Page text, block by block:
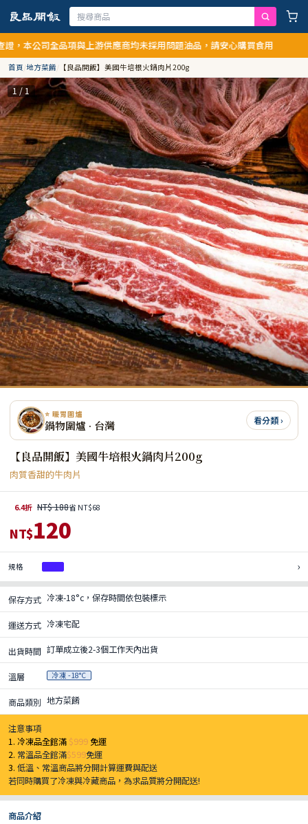
本公司全品項與上游供應商均未採用問題油品，請安心購買食用
首頁/地方菜餚/ 【良品開飯】美國牛培根火鍋肉片200g
1 / 1
⭐ 暖胃圍爐
鍋物圍爐 · 台灣 看分類 ›
【良品開飯】美國牛培根火鍋肉片200g
肉質香甜的牛肉片
6.4折 NT$ 188省 NT$68
NT$120
規格 ›
保存方式 冷凍-18°c，保存時間依包裝標示
運送方式 冷凍宅配
出貨時間 訂單成立後2-3個工作天內出貨
溫層 冷凍 -18°C
商品類別 地方菜餚
注意事項
1. 冷凍品全館滿 $999免運
2. 常溫品全館滿$599免運
3.低溫、常溫商品將分開計算運費與配送
若同時購買了冷凍與冷藏商品，為求品質將分開配送!
商品介紹